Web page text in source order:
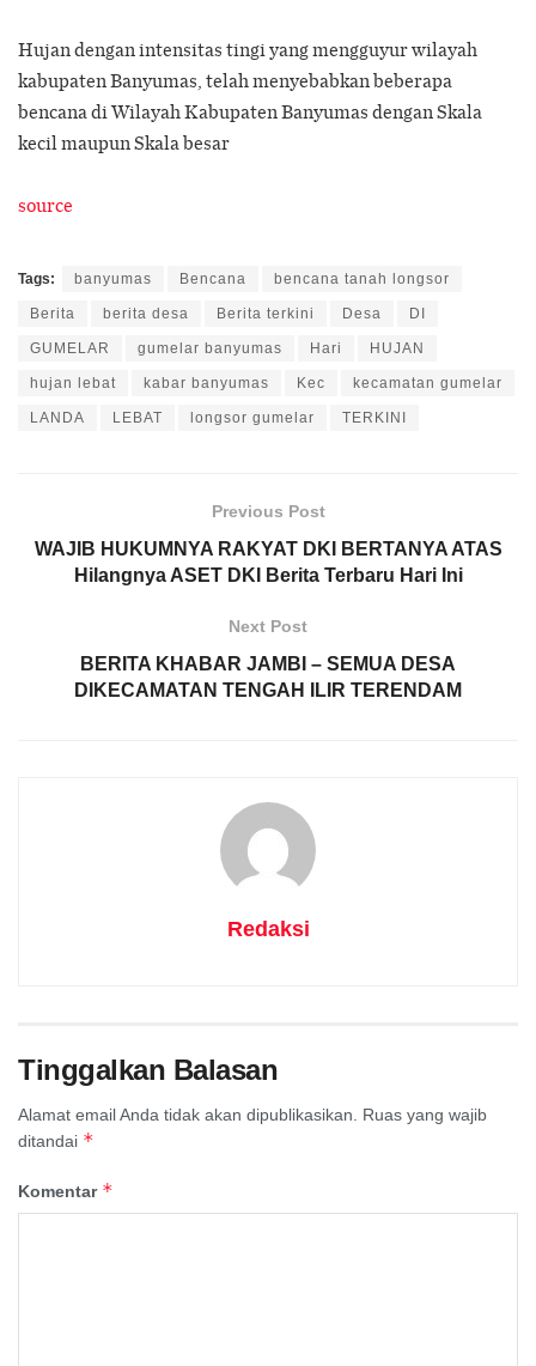
Hujan dengan intensitas tingi yang mengguyur wilayah
kabupaten Banyumas, telah menyebabkan beberapa
bencana di Wilayah Kabupaten Banyumas dengan Skala
kecil maupun Skala besar
source
Tags: banyumas Bencana bencana tanah longsor
Berita berita desa Berita terkini Desa DI
GUMELAR gumelar banyumas Hari HUJAN
hujan lebat kabar banyumas Kec kecamatan gumelar
LANDA LEBAT longsor gumelar TERKINI
Previous Post
WAJIB HUKUMNYA RAKYAT DKI BERTANYA ATAS
Hilangnya ASET DKI Berita Terbaru Hari Ini
Next Post
BERITA KHABAR JAMBI – SEMUA DESA
DIKECAMATAN TENGAH ILIR TERENDAM
Redaksi
Tinggalkan Balasan
Alamat email Anda tidak akan dipublikasikan. Ruas yang wajib
ditandai *
Komentar *